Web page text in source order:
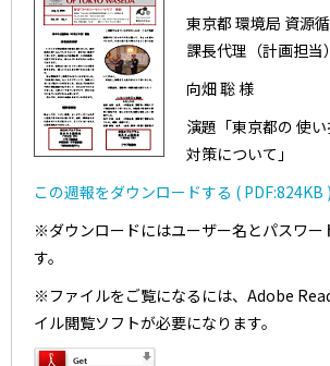
東京都 環境局 資源
課長代理（計画担当）
向畑 聡 様
演題「東京都の 使
対策について」
この週報をダウンロードする ( PDF:824KB )
※ダウンロードにはユーザー名とパスワー
す。
※ファイルをご覧になるには、Adobe
イル閲覧ソフトが必要になります。